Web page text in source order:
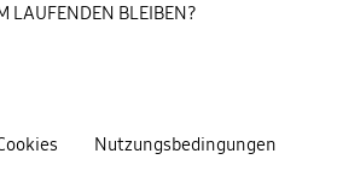
Nutzungsbedingungen
LAUFENDEN BLEIBEN?